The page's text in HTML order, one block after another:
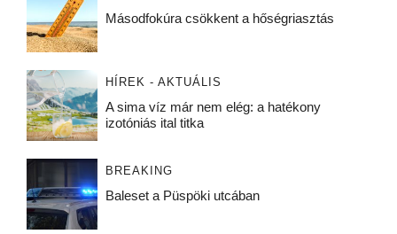
Másodfokúra csökkent a hőségriasztás
HÍREK - AKTUÁLIS
A sima víz már nem elég: a hatékony
izotóniás ital titka
BREAKING
Baleset a Püspöki utcában